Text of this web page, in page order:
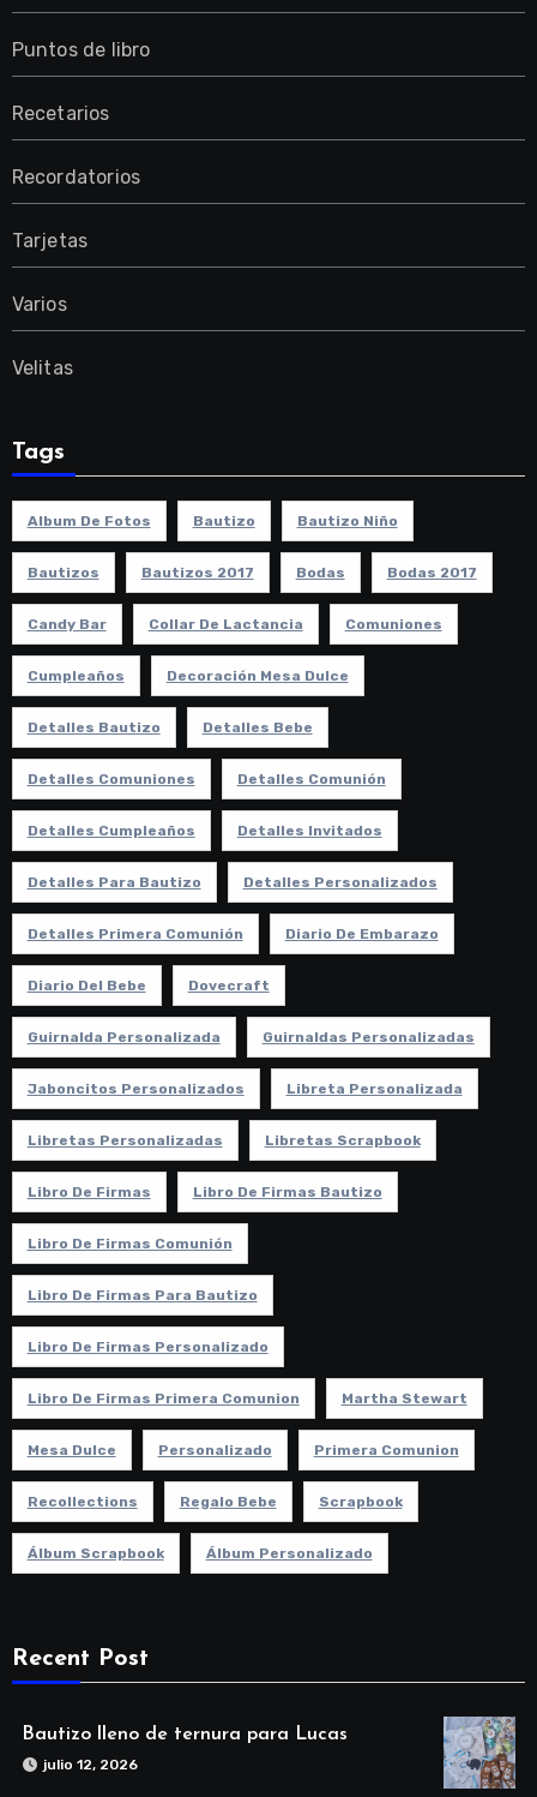
Puntos de libro
Recetarios
Recordatorios
Tarjetas
Varios
Velitas
Tags
Album De Fotos Bautizo Bautizo Niño
Bautizos Bautizos 2017 Bodas Bodas 2017
Candy Bar Collar De Lactancia Comuniones
Cumpleaños Decoración Mesa Dulce
Detalles Bautizo Detalles Bebe
Detalles Comuniones Detalles Comunión
Detalles Cumpleaños Detalles Invitados
Detalles Para Bautizo Detalles Personalizados
Detalles Primera Comunión Diario De Embarazo
Diario Del Bebe Dovecraft
Guirnalda Personalizada Guirnaldas Personalizadas
Jaboncitos Personalizados Libreta Personalizada
Libretas Personalizadas Libretas Scrapbook
Libro De Firmas Libro De Firmas Bautizo
Libro De Firmas Comunión
Libro De Firmas Para Bautizo
Libro De Firmas Personalizado
Libro De Firmas Primera Comunion Martha Stewart
Mesa Dulce Personalizado Primera Comunion
Recollections Regalo Bebe Scrapbook
Álbum Scrapbook Álbum Personalizado
Recent Post
Bautizo lleno de ternura para Lucas
julio 12, 2026